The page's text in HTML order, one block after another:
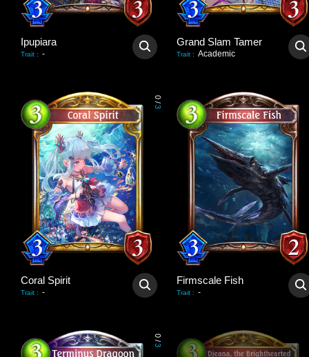
Ipupiara
Trait : -
Grand Slam Tamer
Trait : Academic
0
/
3
Coral Spirit
Trait : -
Firmscale Fish
Trait : -
0
/
3